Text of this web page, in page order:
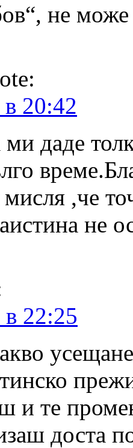
не
20:42
даде
,че
не
22:25
и те
доста